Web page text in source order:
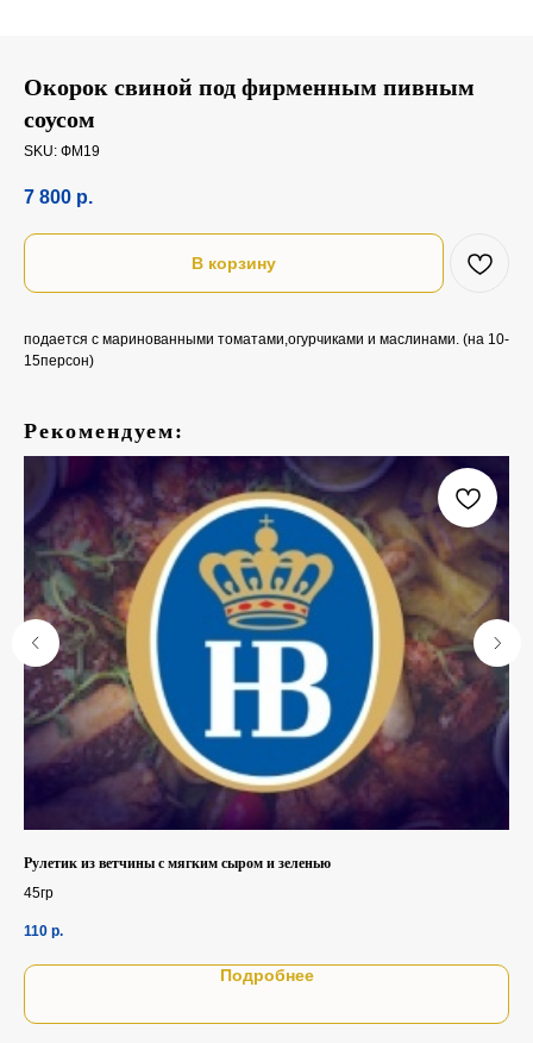
Окорок свиной под фирменным пивным
соусом
SKU: ФМ19
7 800 р.
В корзину
подается с маринованными томатами,огурчиками и маслинами. (на 10-
15персон)
Рекомендуем:
Рулетик из ветчины с мягким сыром и зеленью
45гр
110 р.
Подробнее